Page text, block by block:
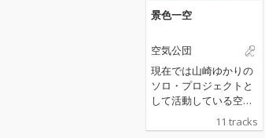
景色一空
空気公団
現在では山崎ゆかりの
ソロ・プロジェクトと
して活動している空気
公団の2年半ぶりとな
るアルバム。 アッパー
11 tracks